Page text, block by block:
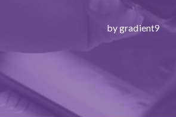
by gradient9